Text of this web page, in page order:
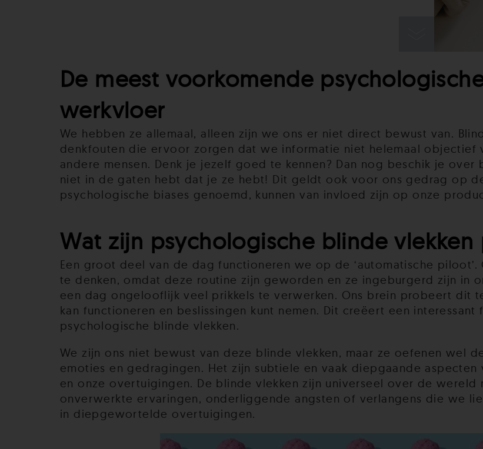
De meest voorkomende
werkvloer
We hebben ze allemaal, alleen zijn we ons er niet direct bewust van.
denkfouten die ervoor zorgen dat we informatie niet helemaal objectief
andere mensen. Denk je jezelf goed te kennen? Dan nog beschik je
niet in de gaten hebt dat je ze hebt! Dit geldt ook voor ons gedrag op
psychologische biases genoemd, kunnen van invloed zijn op onze
Wat zijn psychologische blinde vlekken
Een groot deel van de dag functioneren we op de ‘automatische
te denken, omdat deze routine zijn geworden en ze ingeburgerd zijn in
een dag ongelooflijk veel prikkels te verwerken. Ons brein probeert dit
kan functioneren en beslissingen kunt nemen. Dit creëert een interessant
psychologische blinde vlekken.
We zijn ons niet bewust van deze blinde vlekken, maar ze oefenen wel
emoties en gedragingen. Het zijn subtiele en vaak diepgaande
en onze overtuigingen. De blinde vlekken zijn universeel over de wereld
onverwerkte ervaringen, onderliggende angsten of verlangens die we
in diepgewortelde overtuigingen.